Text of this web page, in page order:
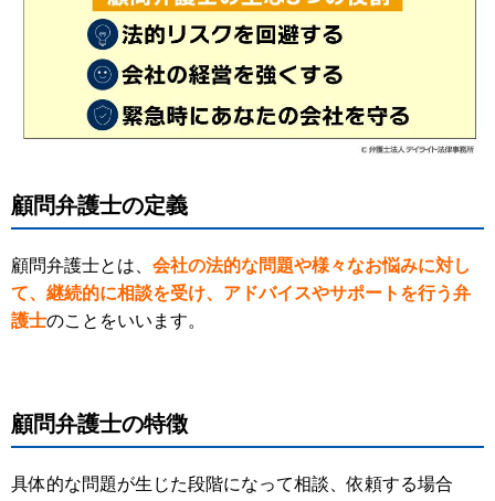
顧問弁護士の定義
顧問弁護士とは、 会社の法的な問題や様々なお悩みに対し
て、継続的に相談を受け、アドバイスやサポートを行う弁
護士のことをいいます。
顧問弁護士の特徴
具体的な問題が生じた段階になって相談、依頼する場合